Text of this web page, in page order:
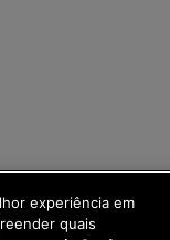
experiência em
quais